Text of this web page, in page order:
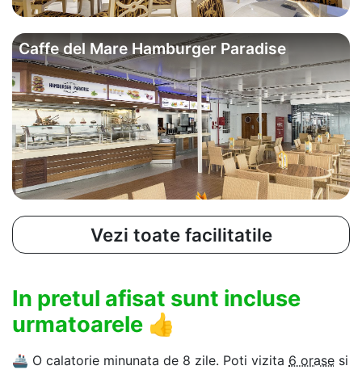
Caffe del Mare Hamburger Paradise
Vezi toate facilitatile
In pretul afisat sunt incluse
urmatoarele 👍
🚢 O calatorie minunata de 8 zile. Poti vizita 6 orase si